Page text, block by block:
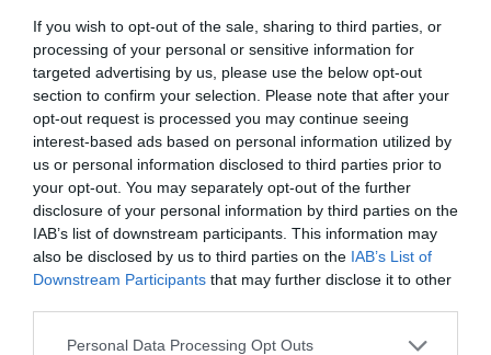
If you wish to opt-out of the sale, sharing to third parties, or
processing of your personal or sensitive information for
targeted advertising by us, please use the below opt-out
section to confirm your selection. Please note that after your
opt-out request is processed you may continue seeing
interest-based ads based on personal information utilized by
us or personal information disclosed to third parties prior to
your opt-out. You may separately opt-out of the further
disclosure of your personal information by third parties on the
IAB’s list of downstream participants. This information may
also be disclosed by us to third parties on the IAB’s List of
Downstream Participants that may further disclose it to other
Please note that this website/app uses one or more Google
Personal Data Processing Opt Outs
Kelly's Food 2.3
$$
Sushi Étterem
Gyorsétterem
For Sale Pub
Étterem Kocsma Bár